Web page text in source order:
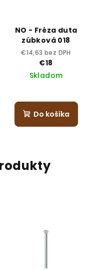
NO - Fréza duta
zúbková 018
€14,63 bez DPH
€18
Skladom
Do košíka